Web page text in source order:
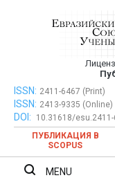
Евразийский Союз
ISSN: 2411-6467 (Print)
ISSN: 2413-9335 (Online)
DOI:
10.31618/esu.2411-
ПУБЛИКАЦИЯ В
SCOPUS
MENU